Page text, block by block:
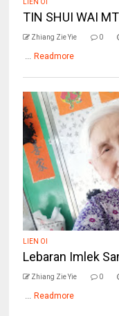
LIEN OI
TIN SHUI WAI
Zhiang Zie Yie 0
... Readmore
LIEN OI
Lebaran Imlek
Zhiang Zie Yie 0
... Readmore